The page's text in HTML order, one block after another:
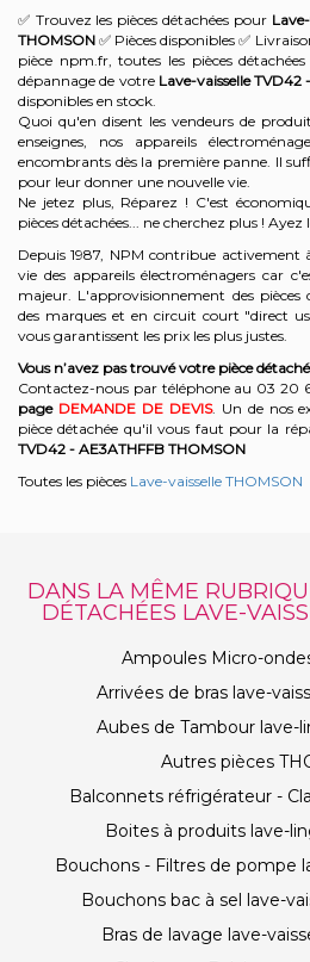
✅ Trouvez les pièces détachées pour
THOMSON✅ Pièces disponibles ✅
pièce npm.fr, toutes les pièces
dépannage de votre Lave-vaisselle TVD42
disponibles en stock.
Quoi qu'en disent les vendeurs de
enseignes, nos appareils
encombrants dès la première panne. Il
pour leur donner une nouvelle vie.
Ne jetez plus, Réparez ! C'est
pièces détachées... ne cherchez plus ! Ayez
Depuis 1987, NPM contribue activement
vie des appareils électroménagers car
majeur. L'approvisionnement des pièces
des marques et en circuit court "direct
vous garantissent les prix les plus justes.
Vous n’avez pas trouvé votre pièce
Contactez-nous par téléphone au 03 20
page DEMANDE DE DEVIS. Un de nos
pièce détachée qu'il vous faut pour la
TVD42 - AE3ATHFFB THOMSON
Toutes les pièces Lave-vaisselle THOMSON
DANS LA MÊME
DÉTACHÉES LAVE-
Ampoules Micro-
Arrivées de bras lave-
Aubes de Tambour lave-
Autres pièces
Balconnets réfrigérateur -
Boites à produits lave-
Bouchons - Filtres de pompe
Bouchons bac à sel lave-
Bras de lavage lave-